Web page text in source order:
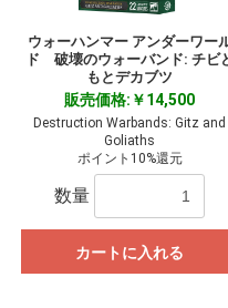
ウォーハンマー アンダーワー
ド 破壊のウォーバンド: チビ
もとデカブツ
販売価格:￥14,500
Destruction Warbands: Gitz and
Goliaths
ポイント10%還元
数量
カートに入れる